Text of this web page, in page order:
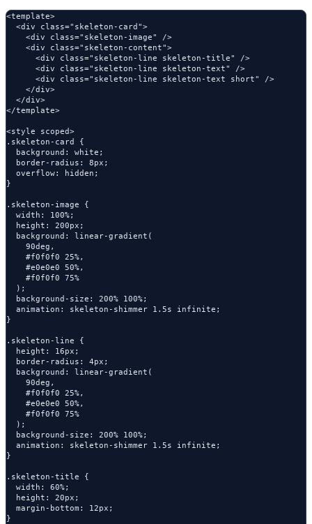
<template>
  <div class="skeleton-card">
    <div class="skeleton-image" />
    <div class="skeleton-content">
      <div class="skeleton-line skeleton-title" />
      <div class="skeleton-line skeleton-text" />
      <div class="skeleton-line skeleton-text short" />
    </div>
  </div>
</template>
<style scoped>
.skeleton-card {
  background: white;
  border-radius: 8px;
  overflow: hidden;
}
.skeleton-image {
  width: 100%;
  height: 200px;
  background: linear-gradient(
    90deg,
    #f0f0f0 25%,
    #e0e0e0 50%,
    #f0f0f0 75%
  );
  background-size: 200% 100%;
  animation: skeleton-shimmer 1.5s infinite;
}
.skeleton-line {
  height: 16px;
  border-radius: 4px;
  background: linear-gradient(
    90deg,
    #f0f0f0 25%,
    #e0e0e0 50%,
    #f0f0f0 75%
  );
  background-size: 200% 100%;
  animation: skeleton-shimmer 1.5s infinite;
}
.skeleton-title {
  width: 60%;
  height: 20px;
  margin-bottom: 12px;
}